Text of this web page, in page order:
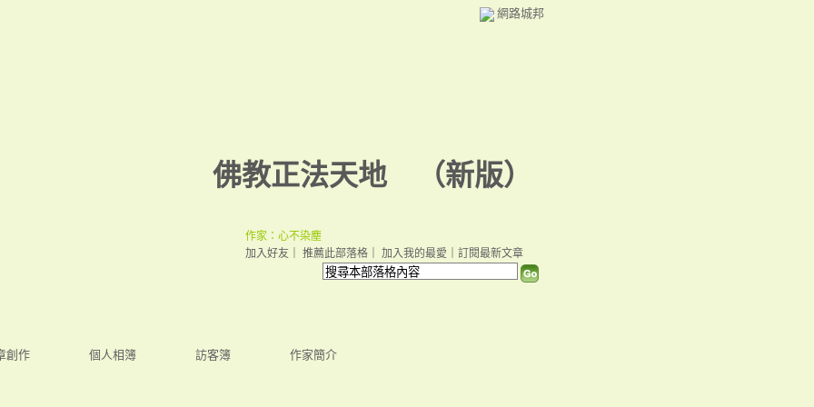
網路城邦
佛教正法天地（新版）
創作 個人相簿 訪客簿 作家簡介
加入好友 推薦此部落格 加入我的最愛 訂閱最新文章
作家：心不染塵